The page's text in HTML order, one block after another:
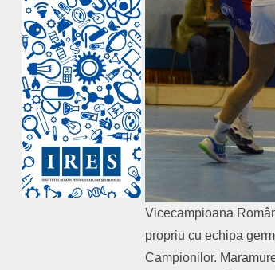
Vicecampioana
propriu cu echipa
Campionilor.